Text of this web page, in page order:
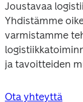
Joustavaa
Yhdistämme
varmistamme
ja tavoitteiden
Ota yhteyttä